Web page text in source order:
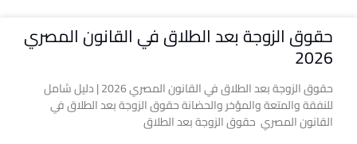
حقوق الزوجة بعد الطلاق في القانون المصري
2026
حقوق الزوجة بعد الطلاق في القانون المصري 2026 | دليل شامل
للنفقة والمتعة والمؤخر والحضانة حقوق الزوجة بعد الطلاق في
القانون المصري حقوق الزوجة بعد الطلاق